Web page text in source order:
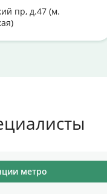
пр, д.47 (м.
метро